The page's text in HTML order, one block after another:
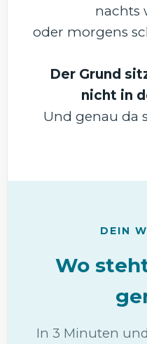
nachts
oder morgens
Der Grund
nicht in
Und genau da
DEIN
Wo
In 3 Minuten